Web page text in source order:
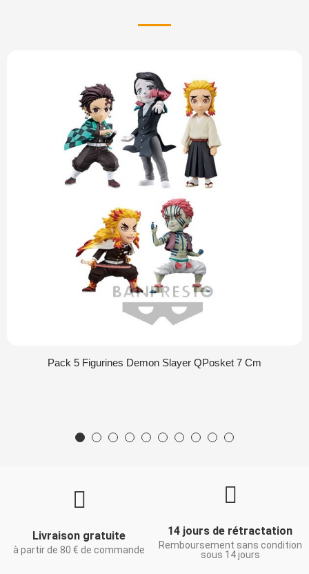
Pack 5 Figurines Demon Slayer QPosket 7 Cm
Livraison gratuite
à partir de 80 € de commande
14 jours de rétractation
Remboursement sans condition
sous 14 jours